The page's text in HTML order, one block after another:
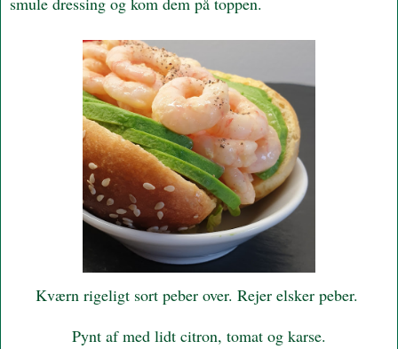
Kværn rigeligt sort peber over. Rejer elsker peber.
Pynt af med lidt citron, tomat og karse.